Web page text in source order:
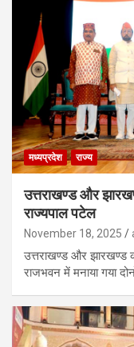
मध्यप्रदेश राज्य
उत्तराखण्ड और
राज्यपाल पटेल
November 18, 2025
उत्तराखण्ड और झारखण्ड
राजभवन में मनाया गया